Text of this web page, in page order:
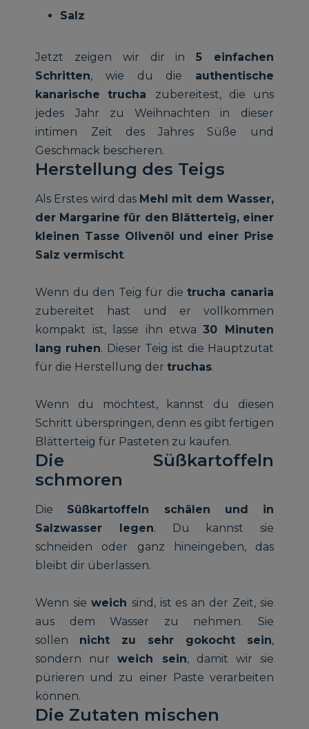
Salz
Jetzt zeigen wir dir in5 einfachen
Schritten, wie du die authentische
kanarische
trucha zubereitest, die uns
jedes Jahr zu Weihnachten in dieser
intimen Zeit des Jahres Süße und
Geschmack bescheren.
Herstellung des Teigs
Als Erstes wird das Mehl mit dem Wasser,
der Margarine für den Blätterteig, einer
kleinen Tasse Olivenöl und einer Prise
Salz vermischt.
Wenn du den Teig für dietrucha canaria
zubereitet hast und er vollkommen
kompakt ist, lasse ihn etwa30 Minuten
lang ruhen. Dieser Teig ist die Hauptzutat
für die Herstellung dertruchas.
Wenn du möchtest, kannst du diesen
Schritt überspringen, denn es gibt fertigen
Blätterteig für Pasteten zu kaufen.
Die Süßkartoffeln
schmoren
Die Süßkartoffeln schälen und in
Salzwasser legen. Du kannst sie
schneiden oder ganz hineingeben, das
bleibt dir überlassen.
Wenn sie weich sind, ist es an der Zeit, sie
aus dem Wasser zu nehmen. Sie
sollen nicht zu sehr gokocht sein,
sondern nurweich sein, damit wir sie
pürieren und zu einer Paste verarbeiten
können.
Die Zutaten mischen